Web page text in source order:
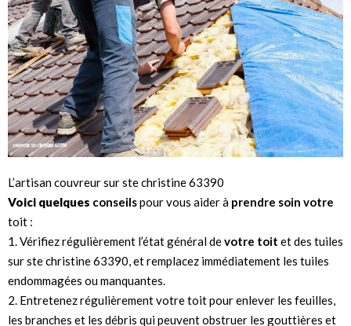
L’artisan couvreur sur ste christine 63390
Voici quelques conseilspour vous aider à prendre soin votre
toit :
1. Vérifiez régulièrement l’état général devotre toit et des tuiles
sur ste christine 63390, et remplacez immédiatement les tuiles
endommagées ou manquantes.
2. Entretenez régulièrement votre toit pour enlever les feuilles,
les branches et les débris qui peuvent obstruer les gouttières et